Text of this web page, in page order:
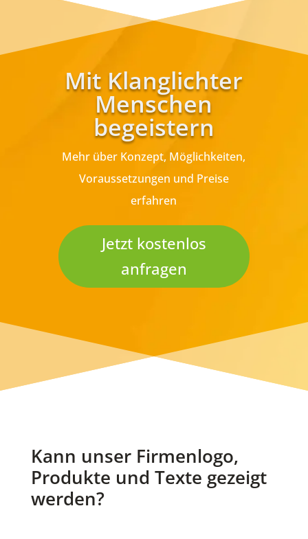
Mit Klanglichter
Menschen
begeistern
Mehr über Konzept, Möglichkeiten,
Voraussetzungen und Preise
erfahren
Jetzt kostenlos
anfragen
Kann unser Firmenlogo,
Produkte und Texte gezeigt
werden?